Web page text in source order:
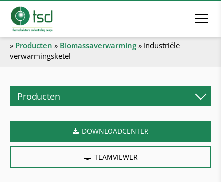
» Producten » Biomassaverwarming » Industriële
verwarmingsketel
Producten
Combiketel
DOWNLOADCENTER
TEAMVIEWER